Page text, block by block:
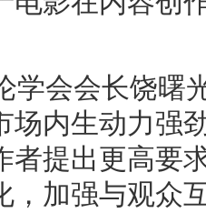
学会会长饶曙
场内生动力强
者提出更高要
，加强与观众